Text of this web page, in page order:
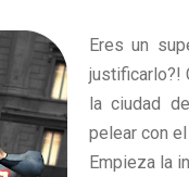
Eres un
justificarlo?!
la ciudad
pelear con
Empieza la